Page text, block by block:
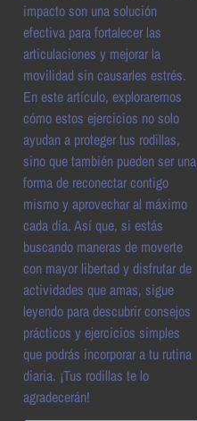
impacto son una solución
efectiva para fortalecer las
articulaciones y mejorar la
movilidad sin causarles estrés.
En este artículo, exploraremos
cómo estos ejercicios no solo
ayudan a proteger tus rodillas,
sino que también pueden ser una
forma de reconectar contigo
mismo y aprovechar al máximo
cada día. Así que, si estás
buscando maneras de moverte
con mayor libertad y disfrutar de
actividades que amas, sigue
leyendo para descubrir consejos
prácticos y ejercicios simples
que podrás incorporar a tu rutina
diaria. ¡Tus rodillas te lo
agradecerán!